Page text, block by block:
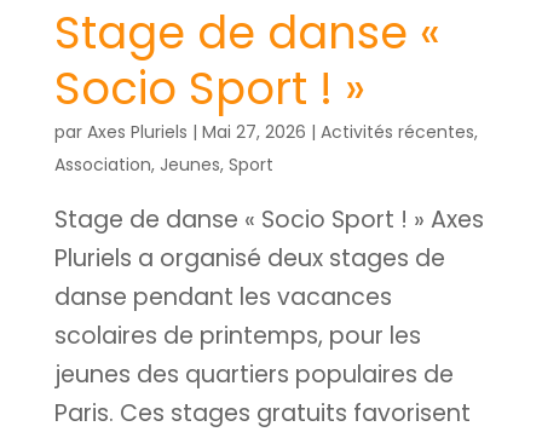
Stage de danse «
Socio Sport ! »
par Axes Pluriels | Mai 27, 2026 | Activités récentes,
Association, Jeunes, Sport
Stage de danse « Socio Sport ! » Axes
Pluriels a organisé deux stages de
danse pendant les vacances
scolaires de printemps, pour les
jeunes des quartiers populaires de
Paris. Ces stages gratuits favorisent